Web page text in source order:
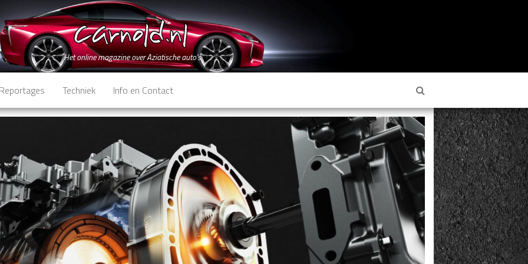
Het online magazine over Aziatische auto's
Reportages Techniek Info en Contact